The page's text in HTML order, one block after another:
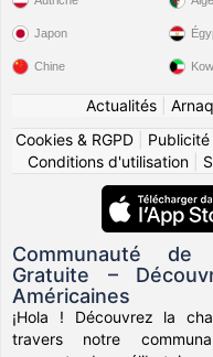
Japon
Chine
Actualités|
Cookies & RGPD
Publicité
Conditions d'utilisation|
Communauté de
Gratuite –
Américaines
¡Hola ! Découvrez la
travers notre